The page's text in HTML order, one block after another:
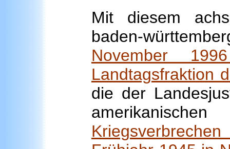
Mit diesem
baden-
November
Landtagsfraktion
die der